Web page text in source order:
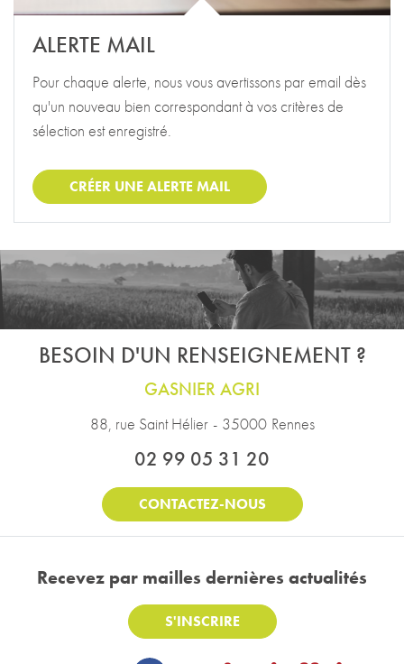
ALERTE MAIL
Pour chaque alerte, nous vous avertissons par email dès
qu'un nouveau bien correspondant à vos critères de
sélection est enregistré.
CRÉER UNE ALERTE MAIL
BESOIN D'UN RENSEIGNEMENT ?
GASNIER AGRI
88, rue Saint Hélier - 35000 Rennes
02 99 05 31 20
CONTACTEZ-NOUS
Recevez par mailles dernières actualités
S'INSCRIRE